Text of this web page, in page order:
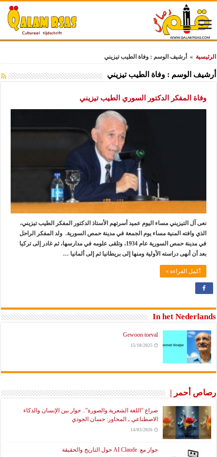
الرئيسية » أرشيف الوسم : وفاة الطيب تيزيني
أرشيف الوسم : وفاة الطيب تيزيني
وفاة المفكر الدكتور السوري الطيب تيزيني
نعى آل التيزيني مساء اليوم عميد أسرتهم الأستاذ الدكتور المفكر الطيب تيزيني،
الذي وافته المنية مساء يوم الجمعة في مدينة حمص السورية. ولد المفكر الراحل
في مدينة حمص السورية عام 1934، وتلقى علومه في مدارسها، ثم غادر إلى تركيا
بعد أن أنهى دراسته الأولية ومنها إلى بريطانيا ثم إلى ألمانيا …
أكمل القراءة »
In het Nederlands
Gewoon toeval
15/10/2025
رصاص أحمر |
صراع “اللغة الشعرية والصورة”.. حوار بين الإنسان والذكاء
الاصطناعي ـ المحاور: حسان الجودي
14/03/2026
حوار مع AI Claude حول التاريخ والحقيقة